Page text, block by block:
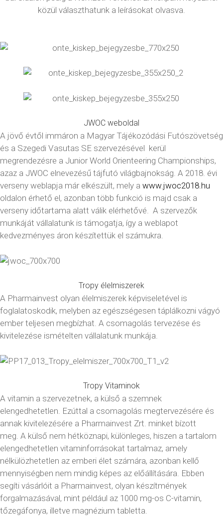
közül választhatunk a leírásokat olvasva.
JWOC weboldal
A jövő évtől immáron a Magyar Tájékozódási Futószövetség
és a Szegedi Vasutas SE szervezésével kerül
megrendezésre a Junior World Orienteering Championships,
azaz a JWOC elnevezésű tájfutó világbajnokság. A 2018. évi
verseny weblapja már elkészült, mely a www.jwoc2018.hu
oldalon érhető el, azonban több funkció is majd csak a
verseny időtartama alatt válik elérhetővé. A szervezők
munkáját vállalatunk is támogatja, így a weblapot
kedvezményes áron készítettük el számukra.
Tropy élelmiszerek
A Pharmainvest olyan élelmiszerek képviseletével is
foglalatoskodik, melyben az egészségesen táplálkozni vágyó
ember teljesen megbízhat. A csomagolás tervezése és
kivitelezése ismételten vállalatunk munkája.
Tropy Vitaminok
A vitamin a szervezetnek, a külső a szemnek
elengedhetetlen. Ezúttal a csomagolás megtervezésére és
annak kivitelezésére a Pharmainvest Zrt. minket bízott
meg. A külső nem hétköznapi, különleges, hiszen a tartalom
elengedhetetlen vitaminforrásokat tartalmaz, amely
nélkülözhetetlen az emberi élet számára, azonban kellő
mennyiségben nem mindig képes az előállítására. Ebben
segíti vásárlóit a Pharmainvest, olyan készítmények
forgalmazásával, mint például az 1000 mg-os C-vitamin,
tőzegáfonya, illetve magnézium tabletta.